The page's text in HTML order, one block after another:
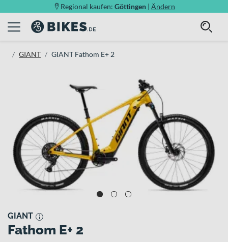
Regional kaufen: Göttingen | Ändern
GIANT GIANT Fathom E+ 2
GIANT
Fathom E+ 2